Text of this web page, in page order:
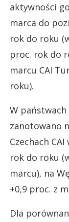
aktywności
marca do
rok do roku
proc. rok do
marcu CAI
roku).
W
zanotowano
Czechach
rok do roku
marcu), na
+0,9 proc. z
Dla